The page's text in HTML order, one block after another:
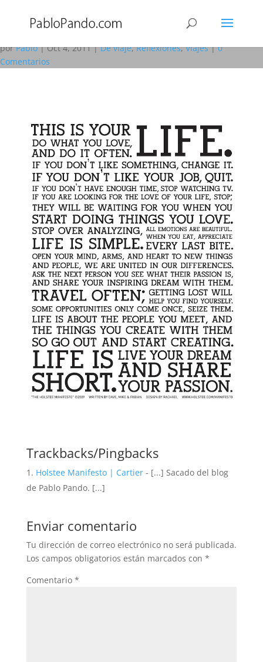
encontrarte a ti mismo
porPablo|Oct 4, 2011|De viaje,Reflexiones,Viajes|0
Comentarios
Trackbacks/Pingbacks
Holstee Manifesto | Cartier- [...] Sacado del blog
de Pablo Pando. [...]
Enviar comentario
Tu dirección de correo electrónico no será publicada.
Los campos obligatorios están marcados con *
Comentario *